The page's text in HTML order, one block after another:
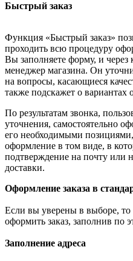
Быстрый заказ
Функция «Быстрый заказ»
проходить всю процедуру
Вы заполняете форму, и через
менеджер магазина. Он
на вопросы, касающиеся
также подскажет о вариантах
По результатам звонка,
уточнения, самостоятельно
его необходимыми
оформление в том виде, в
подтверждение на почту или
доставки.
Оформление заказа в
Если вы уверены в выборе, то
оформить заказ, заполнив по
Заполнение адреса